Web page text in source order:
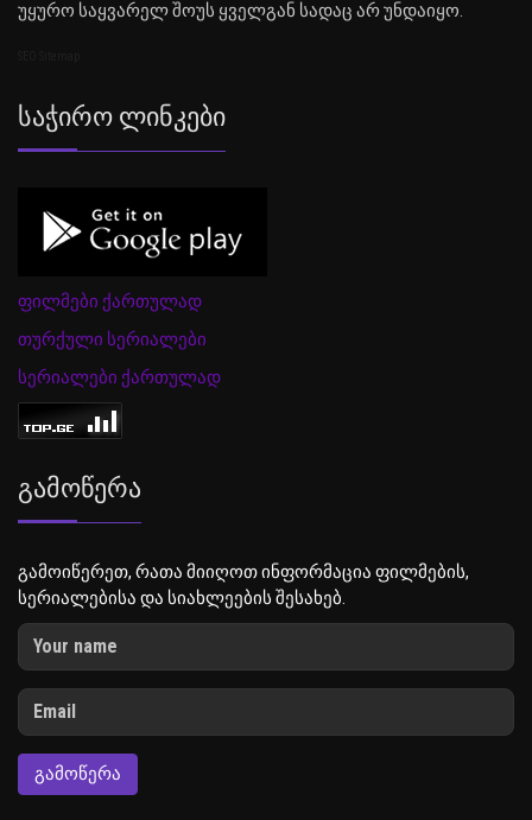
უყურო საყვარელ შოუს ყველგან სადაც არ უნდაიყო.
Საჭირო Ლინკები
ფილმები ქართულად
თურქული სერიალები
სერიალები ქართულად
Გამოწერა
გამოიწერეთ, რათა მიიღოთ ინფორმაცია ფილმების,
სერიალებისა და სიახლეების შესახებ.
ᲒᲐᲛᲝᲬᲔᲠᲐ